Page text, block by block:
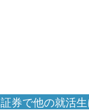
証券で他の就活